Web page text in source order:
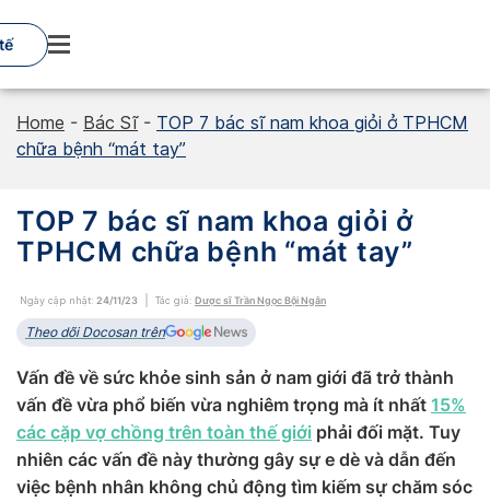
to
content
Home - Bác Sĩ- TOP 7 bác sĩ nam khoa giỏi ở TPHCM
chữa bệnh “mát tay”
TOP 7 bác sĩ nam khoa giỏi ở
TPHCM chữa bệnh “mát tay”
Ngày cập nhật: 24/11/23 Tác giả: Dược sĩ Trần Ngọc Bội Ngân
Theo dõi Docosan trên
Vấn đề về sức khỏe sinh sản ở nam giới đã trở thành
vấn đề vừa phổ biến vừa nghiêm trọng mà ít nhất 15%
các cặp vợ chồng trên toàn thế giới phải đối mặt. Tuy
nhiên các vấn đề này thường gây sự e dè và dẫn đến
việc bệnh nhân không chủ động tìm kiếm sự chăm sóc